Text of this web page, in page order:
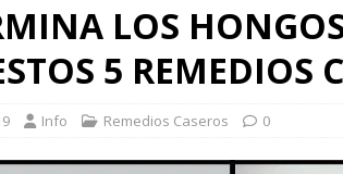
LOS
5 REMEDIOS
Info Remedios Caseros 0